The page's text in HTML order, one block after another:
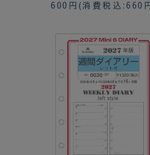
600円 (消費税込:660